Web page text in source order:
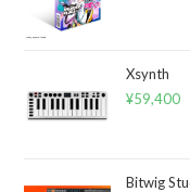
Xsynth
¥59,400
Bitwig